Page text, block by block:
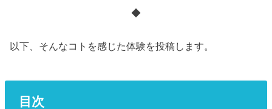
◆
以下、そんなコトを感じた体験を投稿します。
目次